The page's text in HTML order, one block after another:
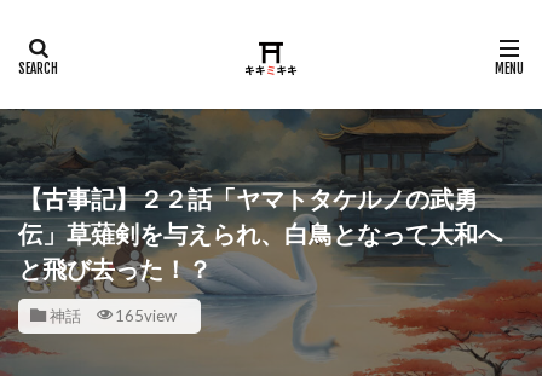
【古事記】２２話「ヤマトタケルノの武勇
伝」草薙剣を与えられ、白鳥となって大和へ
と飛び去った！？
神話 165view